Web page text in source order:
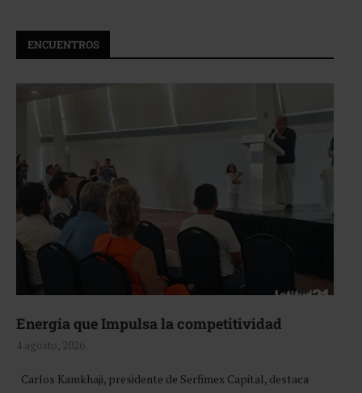
ENCUENTROS
Energía que Impulsa la competitividad
4 agosto, 2026
Carlos Kamkhaji, presidente de Serfimex Capital, destaca